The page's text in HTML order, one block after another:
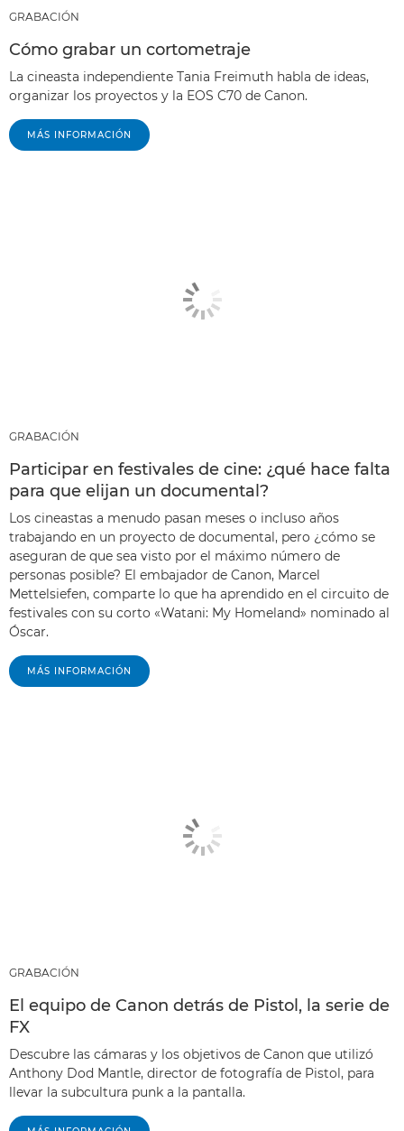
GRABACIÓN
Cómo grabar un cortometraje
La cineasta independiente Tania Freimuth habla de ideas,
organizar los proyectos y la EOS C70 de Canon.
MÁS INFORMACIÓN
GRABACIÓN
Participar en festivales de cine: ¿qué hace falta
para que elijan un documental?
Los cineastas a menudo pasan meses o incluso años
trabajando en un proyecto de documental, pero ¿cómo se
aseguran de que sea visto por el máximo número de
personas posible? El embajador de Canon, Marcel
Mettelsiefen, comparte lo que ha aprendido en el circuito de
festivales con su corto «Watani: My Homeland» nominado al
Óscar.
MÁS INFORMACIÓN
GRABACIÓN
El equipo de Canon detrás de Pistol, la serie de
FX
Descubre las cámaras y los objetivos de Canon que utilizó
Anthony Dod Mantle, director de fotografía de Pistol, para
llevar la subcultura punk a la pantalla.